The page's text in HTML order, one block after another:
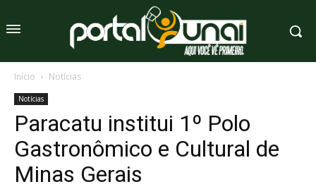
Início Notícias
Notícias
Paracatu institui 1º Polo
Gastronômico e Cultural de
Minas Gerais